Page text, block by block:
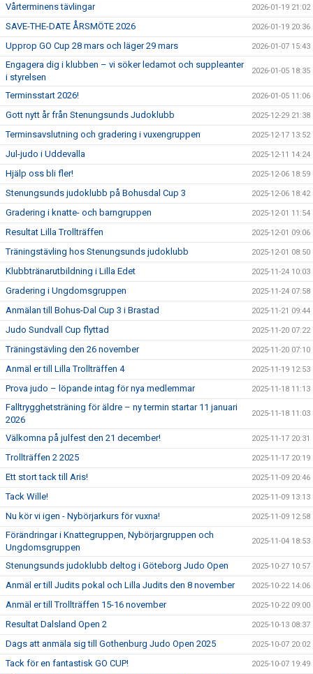
Vårterminens tävlingar 2026-01-19 21:02
SAVE-THE-DATE ÅRSMÖTE 2026 2026-01-19 20:36
Upprop GO Cup 28 mars och läger 29 mars 2026-01-07 15:43
Engagera dig i klubben – vi söker ledamot och suppleanter
i styrelsen
2026-01-05 18:35
Terminsstart 2026! 2026-01-05 11:06
Gott nytt år från Stenungsunds Judoklubb 2025-12-29 21:38
Terminsavslutning och gradering i vuxengruppen 2025-12-17 13:52
Jul-judo i Uddevalla 2025-12-11 14:24
Hjälp oss bli fler! 2025-12-06 18:59
Stenungsunds judoklubb på Bohusdal Cup 3 2025-12-06 18:42
Gradering i knatte- och barngruppen 2025-12-01 11:54
Resultat Lilla Trollträffen 2025-12-01 09:06
Träningstävling hos Stenungsunds judoklubb 2025-12-01 08:50
Klubbtränarutbildning i Lilla Edet 2025-11-24 10:03
Gradering i Ungdomsgruppen 2025-11-24 07:58
Anmälan till Bohus-Dal Cup 3 i Brastad 2025-11-21 09:44
Judo Sundvall Cup flyttad 2025-11-20 07:22
Träningstävling den 26 november 2025-11-20 07:10
Anmäl er till Lilla Trollträffen 4 2025-11-19 12:53
Prova judo – löpande intag för nya medlemmar 2025-11-18 11:13
Falltrygghetsträning för äldre – ny termin startar 11 januari
2026
2025-11-18 11:03
Välkomna på julfest den 21 december! 2025-11-17 20:31
Trollträffen 2 2025 2025-11-17 20:19
Ett stort tack till Aris! 2025-11-09 20:46
Tack Wille! 2025-11-09 13:13
Nu kör vi igen - Nybörjarkurs för vuxna! 2025-11-09 12:58
Förändringar i Knattegruppen, Nybörjargruppen och
Ungdomsgruppen
2025-11-04 18:53
Stenungsunds judoklubb deltog i Göteborg Judo Open 2025-10-27 10:57
Anmäl er till Judits pokal och Lilla Judits den 8 november 2025-10-22 14:06
Anmäl er till Trollträffen 15-16 november 2025-10-22 09:00
Resultat Dalsland Open 2 2025-10-13 08:37
Dags att anmäla sig till Gothenburg Judo Open 2025 2025-10-07 20:02
Tack för en fantastisk GO CUP! 2025-10-07 19:49